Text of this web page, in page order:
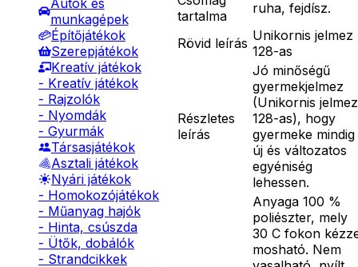
Autók és
munkagépek
Építőjátékok
Szerepjátékok
Kreatív játékok
- Kreatív játékok
- Rajzolók
- Nyomdák
- Gyurmák
Társasjátékok
Asztali játékok
Nyári játékok
- Homokozójátékok
- Műanyag hajók
- Hinta, csúszda
- Ütők, dobálók
- Strandcikkek
tartalma
ruha, fejdísz.
Rövid leírás Unikornis jelmez
128-as
Részletes
leírás
Jó minőségű
gyermekjelmez
(Unikornis jelmez
128-as), hogy
gyermeke mindig
új és változatos
egyéniség
lehessen.
Anyaga 100 %
poliészter, mely
30 C fokon
mosható. Nem